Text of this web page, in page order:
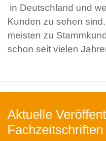
in Deutschland und
Kunden zu sehen
meisten zu
schon seit vielen
Aktuelle
Fachzeitschriften